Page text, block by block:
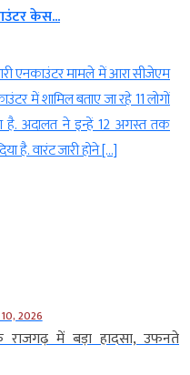
केस...
एनकाउंटर मामले में आरा सीजेएम
में शामिल बताए जा रहे 11 लोगों
है. अदालत ने इन्हें 12 अगस्त तक
है. वारंट जारी होने […]
2026
में बड़ा हादसा, उफनते